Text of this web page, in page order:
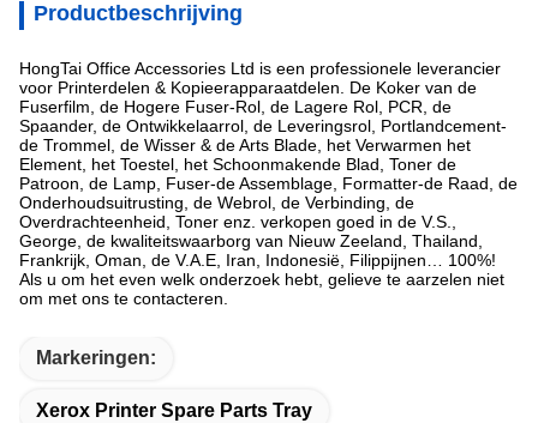
Productbeschrijving
HongTai Office Accessories Ltd is een professionele leverancier
voor Printerdelen & Kopieerapparaatdelen. De Koker van de
Fuserfilm, de Hogere Fuser-Rol, de Lagere Rol, PCR, de
Spaander, de Ontwikkelaarrol, de Leveringsrol, Portlandcement-
de Trommel, de Wisser & de Arts Blade, het Verwarmen het
Element, het Toestel, het Schoonmakende Blad, Toner de
Patroon, de Lamp, Fuser-de Assemblage, Formatter-de Raad, de
Onderhoudsuitrusting, de Webrol, de Verbinding, de
Overdrachteenheid, Toner enz. verkopen goed in de V.S.,
George, de kwaliteitswaarborg van Nieuw Zeeland, Thailand,
Frankrijk, Oman, de V.A.E, Iran, Indonesië, Filippijnen… 100%!
Als u om het even welk onderzoek hebt, gelieve te aarzelen niet
om met ons te contacteren.
Markeringen:
Xerox Printer Spare Parts Tray